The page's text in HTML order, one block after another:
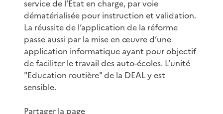
service de l’Etat en charge, par voie
dématérialisée pour instruction et validation.
La réussite de l’application de la réforme
passe aussi par la mise en œuvre d’une
application informatique ayant pour objectif
de faciliter le travail des auto-écoles. L’unité
"Education routière" de la DEAL y est
sensible.
Partager la page